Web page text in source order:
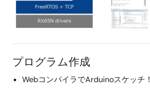
プログラム作成
WebコンパイラでArduinoスケッチ！